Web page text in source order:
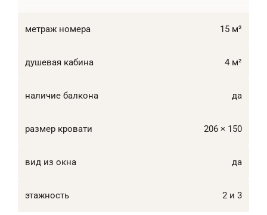
метраж номера 15 м²
душевая кабина 4 м²
наличие балкона да
размер кровати 206 × 150
вид из окна да
этажность 2 и 3